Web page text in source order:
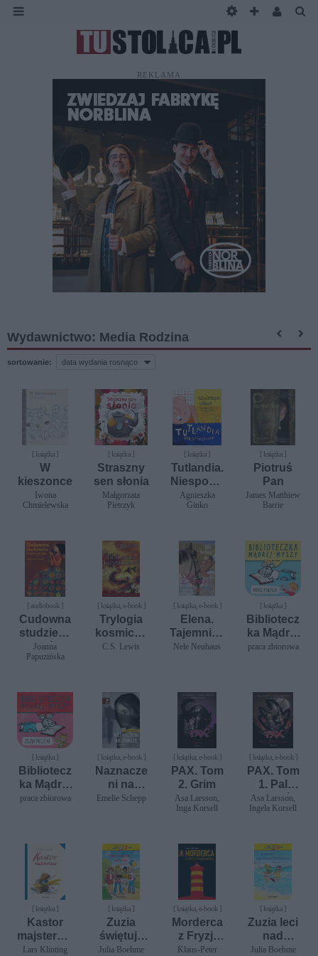
REKLAMA
Wydawnictwo: Media Rodzina
sortowanie:
[ książka ]
W
kieszonce
Iwona
Chmielewska
[ książka ]
Straszny
sen słonia
Małgorzata
Pietrzyk
[ książka ]
Tutlandia.
Niespodzi
anki
Agnieszka
Ginko
[ książka ]
Piotruś
Pan
James Matthiew
Barrie
[ audiobook ]
Cudowna
studzienk
a. Baśnie
polskie
Joanna
Papuzińska
[ książka, e-book ]
Trylogia
kosmiczn
a
C.S. Lewis
[ książka, e-book ]
Elena.
Tajemnica
stadniny
Nele Neuhaus
[ książka ]
Bibliotecz
ka Mądrej
Myszy
praca zbiorowa
[ książka ]
Bibliotecz
ka Mądrej
Myszy
praca zbiorowa
[ książka, e-book ]
Naznacze
ni na
zawsze
Emelie Schepp
[ książka, e-book ]
PAX. Tom
2. Grim
Asa Larsson,
Inga Korsell
[ książka, e-book ]
PAX. Tom
1. Pal
przekleńst
wa
Asa Larsson,
Ingela Korsell
[ książka ]
Kastor
majsterkuj
e
Lars Klinting
[ książka ]
Zuzia
świętuje
urodziny
Julia Boehme
[ książka, e-book ]
Morderca
z Fryzji
Wschodni
Klaus-Peter
[ książka ]
Zuzia leci
nad
morze
Julia Boehme